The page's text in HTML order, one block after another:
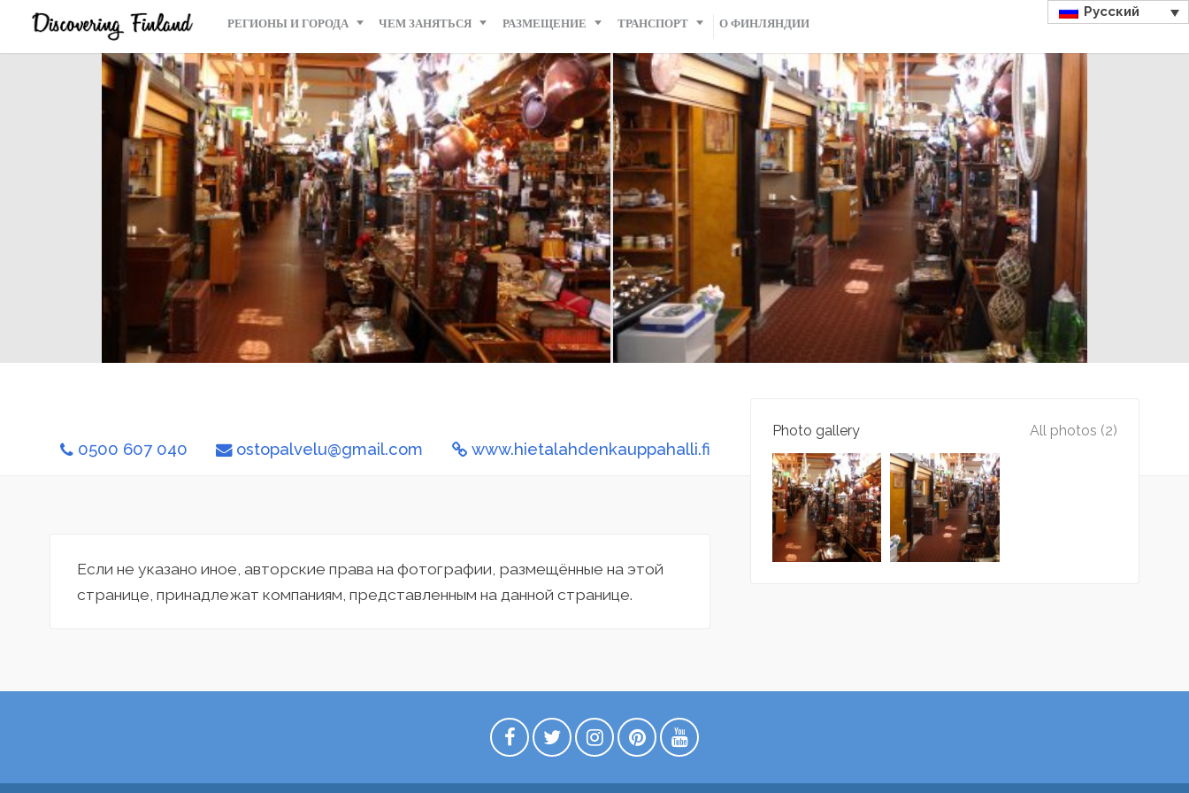
РЕГИОНЫ И ГОРОДА ЧЕМ ЗАНЯТЬСЯ РАЗМЕЩЕНИЕ ТРАНСПОРТ О ФИНЛЯНДИИ
Русский
0500 607 040 ostopalvelu@gmail.com www.hietalahdenkauppahalli.fi
Если не указано иное, авторские права на фотографии, размещённые на этой
странице, принадлежат компаниям, представленным на данной странице.
Photo gallery All photos (2)